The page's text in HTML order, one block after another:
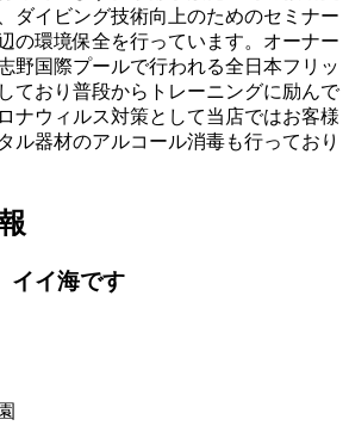
ダイビング技術向上のためのセミナー
の環境保全を行っています。オーナー
野国際プールで行われる全日本フリッ
ており普段からトレーニングに励んで
ナウィルス対策として当店ではお客様
ル器材のアルコール消毒も行っており
イイ海です